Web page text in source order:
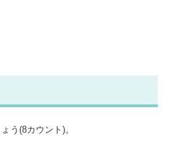
う(8カウント)。